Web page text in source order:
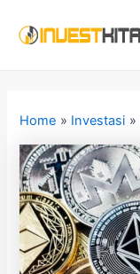
Home Investasi
navigation